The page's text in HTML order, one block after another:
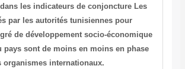
les indicateurs de conjoncture Les
par les autorités tunisiennes pour
de développement socio-économique
pays sont de moins en moins en phase
organismes internationaux.